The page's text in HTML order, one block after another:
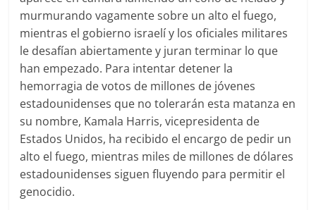
murmurando vagamente sobre un alto el fuego,
mientras el gobierno israelí y los oficiales militares
le desafían abiertamente y juran terminar lo que
han empezado. Para intentar detener la
hemorragia de votos de millones de jóvenes
estadounidenses que no tolerarán esta matanza en
su nombre, Kamala Harris, vicepresidenta de
Estados Unidos, ha recibido el encargo de pedir un
alto el fuego, mientras miles de millones de dólares
estadounidenses siguen fluyendo para permitir el
genocidio.